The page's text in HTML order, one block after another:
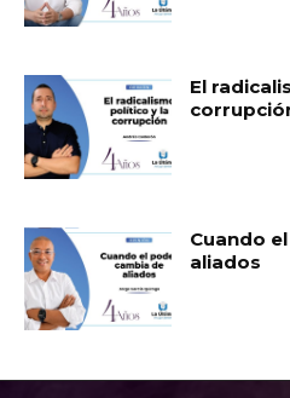
El
Cuando
aliados